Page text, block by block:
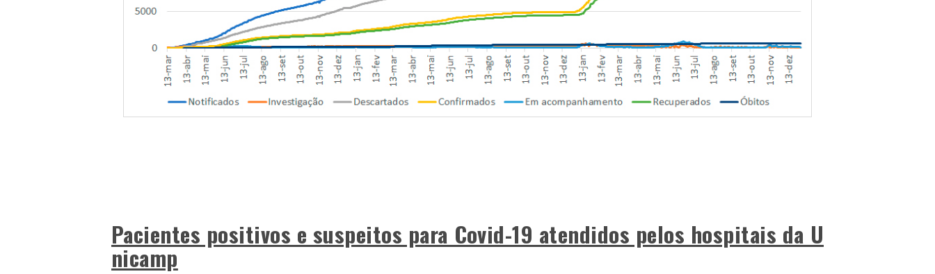
Pacientes positivos e suspeitos para Covid-19 atendidos pelos hospitais da U
nicamp